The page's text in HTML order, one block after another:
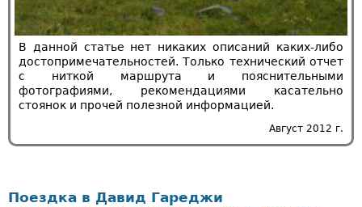
В данной статье нет никаких описаний каких-либо
достопримечательностей. Только технический отчет
с ниткой маршрута и пояснительными
фотографиями, рекомендациями касательно
стоянок и прочей полезной информацией.
Август 2012 г.
Поездка в Давид Гареджи